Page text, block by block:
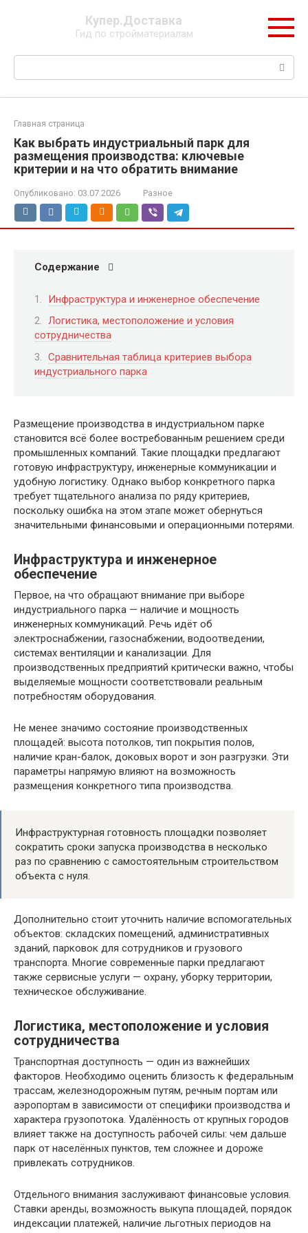
Купер.Доставка
Гид по стройматериалам
Поиск:
Главная страница
Как выбрать индустриальный парк для
размещения производства: ключевые
критерии и на что обратить внимание
Опубликовано: 03.07.2026 Разное
Содержание
Инфраструктура и инженерное обеспечение
Логистика, местоположение и условия
сотрудничества
Сравнительная таблица критериев выбора
индустриального парка
Размещение производства в индустриальном парке
становится всё более востребованным решением среди
промышленных компаний. Такие площадки предлагают
готовую инфраструктуру, инженерные коммуникации и
удобную логистику. Однако выбор конкретного парка
требует тщательного анализа по ряду критериев,
поскольку ошибка на этом этапе может обернуться
значительными финансовыми и операционными потерями.
Инфраструктура и инженерное
обеспечение
Первое, на что обращают внимание при выборе
индустриального парка — наличие и мощность
инженерных коммуникаций. Речь идёт об
электроснабжении, газоснабжении, водоотведении,
системах вентиляции и канализации. Для
производственных предприятий критически важно, чтобы
выделяемые мощности соответствовали реальным
потребностям оборудования.
Не менее значимо состояние производственных
площадей: высота потолков, тип покрытия полов,
наличие кран-балок, доковых ворот и зон разгрузки. Эти
параметры напрямую влияют на возможность
размещения конкретного типа производства.
Инфраструктурная готовность площадки позволяет
сократить сроки запуска производства в несколько
раз по сравнению с самостоятельным строительством
объекта с нуля.
Дополнительно стоит уточнить наличие вспомогательных
объектов: складских помещений, административных
зданий, парковок для сотрудников и грузового
транспорта. Многие современные парки предлагают
также сервисные услуги — охрану, уборку территории,
техническое обслуживание.
Логистика, местоположение и условия
сотрудничества
Транспортная доступность — один из важнейших
факторов. Необходимо оценить близость к федеральным
трассам, железнодорожным путям, речным портам или
аэропортам в зависимости от специфики производства и
характера грузопотока. Удалённость от крупных городов
влияет также на доступность рабочей силы: чем дальше
парк от населённых пунктов, тем сложнее и дороже
привлекать сотрудников.
Отдельного внимания заслуживают финансовые условия.
Ставки аренды, возможность выкупа площадей, порядок
индексации платежей, наличие льготных периодов на